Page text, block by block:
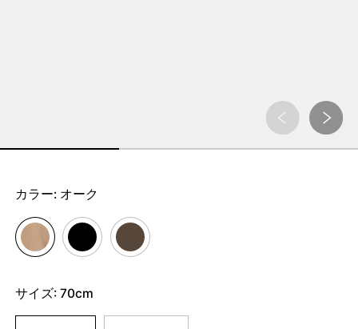
カラー: オーク
サイズ:70cm